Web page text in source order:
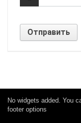
No widgets added. You
footer options